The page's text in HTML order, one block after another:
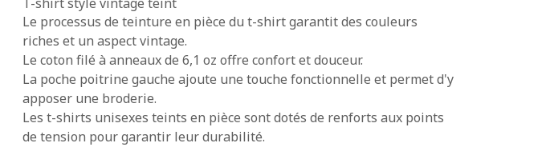
Le processus de teinture en pièce du t-shirt garantit des couleurs
riches et un aspect vintage.
Le coton filé à anneaux de 6,1 oz offre confort et douceur.
La poche poitrine gauche ajoute une touche fonctionnelle et permet d'y
apposer une broderie.
Les t-shirts unisexes teints en pièce sont dotés de renforts aux points
de tension pour garantir leur durabilité.